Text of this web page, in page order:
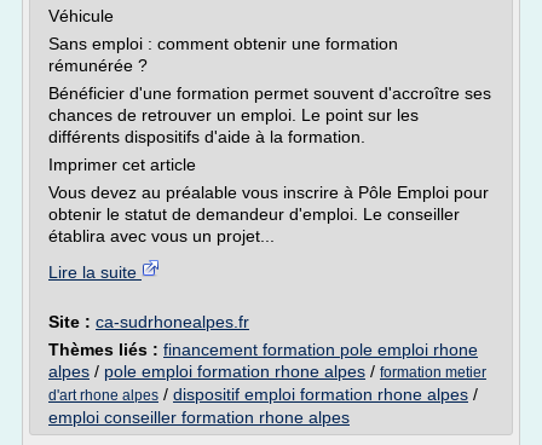
Véhicule
Sans emploi : comment obtenir une formation
rémunérée ?
Bénéficier d'une formation permet souvent d'accroître ses
chances de retrouver un emploi. Le point sur les
différents dispositifs d'aide à la formation.
Imprimer cet article
Vous devez au préalable vous inscrire à Pôle Emploi pour
obtenir le statut de demandeur d'emploi. Le conseiller
établira avec vous un projet...
Lire la suite
Site : ca-sudrhonealpes.fr
Thèmes liés : financement formation pole emploi rhone
alpes / pole emploi formation rhone alpes / formation metier
d'art rhone alpes / dispositif emploi formation rhone alpes /
emploi conseiller formation rhone alpes